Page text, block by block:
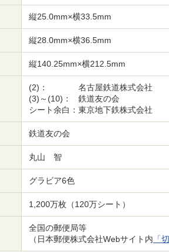
縦25.0mm×横33.5mm
縦28.0mm×横36.5mm
縦140.25mm×横212.5mm
(2)：
名古屋鉄道株式会社
(3)～(10)：
鉄道友の会
シート余白： 東京地下鉄株式会社
鉄道友の会
丸山 智
グラビア6色
1,200万枚（120万シート）
全国の郵便局等
（日本郵便株式会社Webサイト内 「